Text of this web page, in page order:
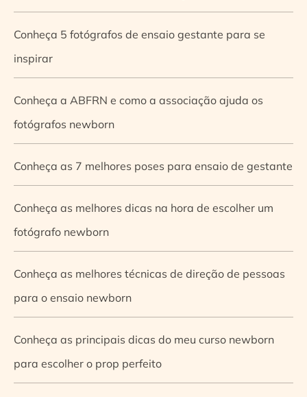
Conheça 5 fotógrafos de ensaio gestante para se
inspirar
Conheça a ABFRN e como a associação ajuda os
fotógrafos newborn
Conheça as 7 melhores poses para ensaio de gestante
Conheça as melhores dicas na hora de escolher um
fotógrafo newborn
Conheça as melhores técnicas de direção de pessoas
para o ensaio newborn
Conheça as principais dicas do meu curso newborn
para escolher o prop perfeito